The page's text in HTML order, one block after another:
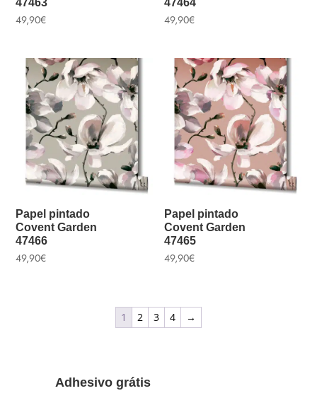
47463
49,90€
47464
49,90€
Papel pintado
Covent Garden
47466
49,90€
Papel pintado
Covent Garden
47465
49,90€
1 2 3 4 →
Adhesivo grátis